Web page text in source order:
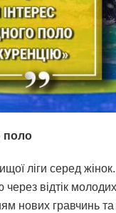
поло
ліги серед
відтік
нових гравчинь